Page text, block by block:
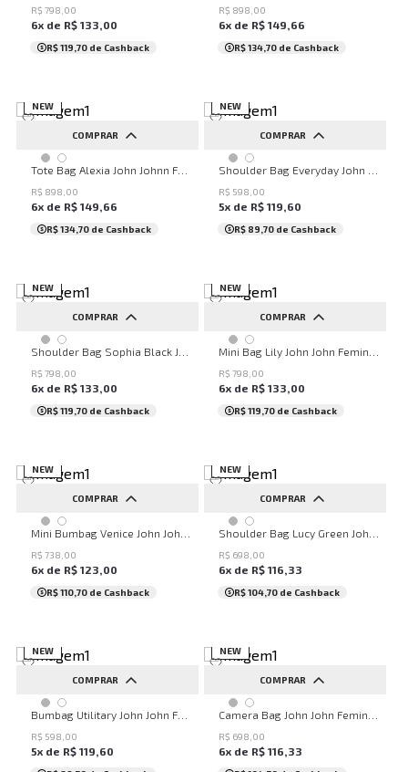
R$ 798 00
6x de R$ 133,00
R$ 119,70 de Cashback
R$ 898 00
6x de R$ 149,66
R$ 134,70 de Cashback
NEW
COMPRAR
UN
R$ 898 00
6x de R$ 149,66
R$ 134,70 de Cashback
NEW
COMPRAR
UN
R$ 598 00
5x de R$ 119,60
R$ 89,70 de Cashback
NEW
COMPRAR
UN
R$ 798 00
6x de R$ 133,00
R$ 119,70 de Cashback
NEW
COMPRAR
UN
R$ 798 00
6x de R$ 133,00
R$ 119,70 de Cashback
NEW
COMPRAR
UN
R$ 738 00
6x de R$ 123,00
R$ 110,70 de Cashback
NEW
COMPRAR
UN
R$ 698 00
6x de R$ 116,33
R$ 104,70 de Cashback
NEW
COMPRAR
UN
R$ 598 00
5x de R$ 119,60
NEW
COMPRAR
UN
R$ 698 00
6x de R$ 116,33